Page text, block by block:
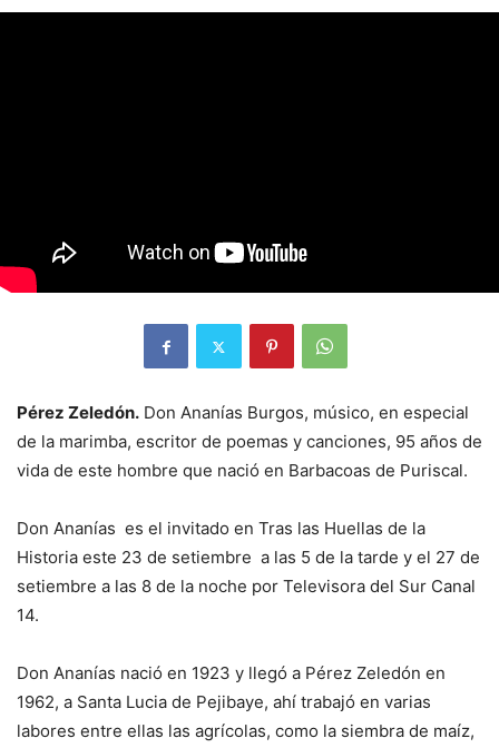
Pérez Zeledón. Don Ananías Burgos, músico, en especial
de la marimba, escritor de poemas y canciones, 95 años de
vida de este hombre que nació en Barbacoas de Puriscal.
Don Ananías es el invitado en Tras las Huellas de la
Historia este 23 de setiembre a las 5 de la tarde y el 27 de
setiembre a las 8 de la noche por Televisora del Sur Canal
14.
Don Ananías nació en 1923 y llegó a Pérez Zeledón en
1962, a Santa Lucia de Pejibaye, ahí trabajó en varias
labores entre ellas las agrícolas, como la siembra de maíz,